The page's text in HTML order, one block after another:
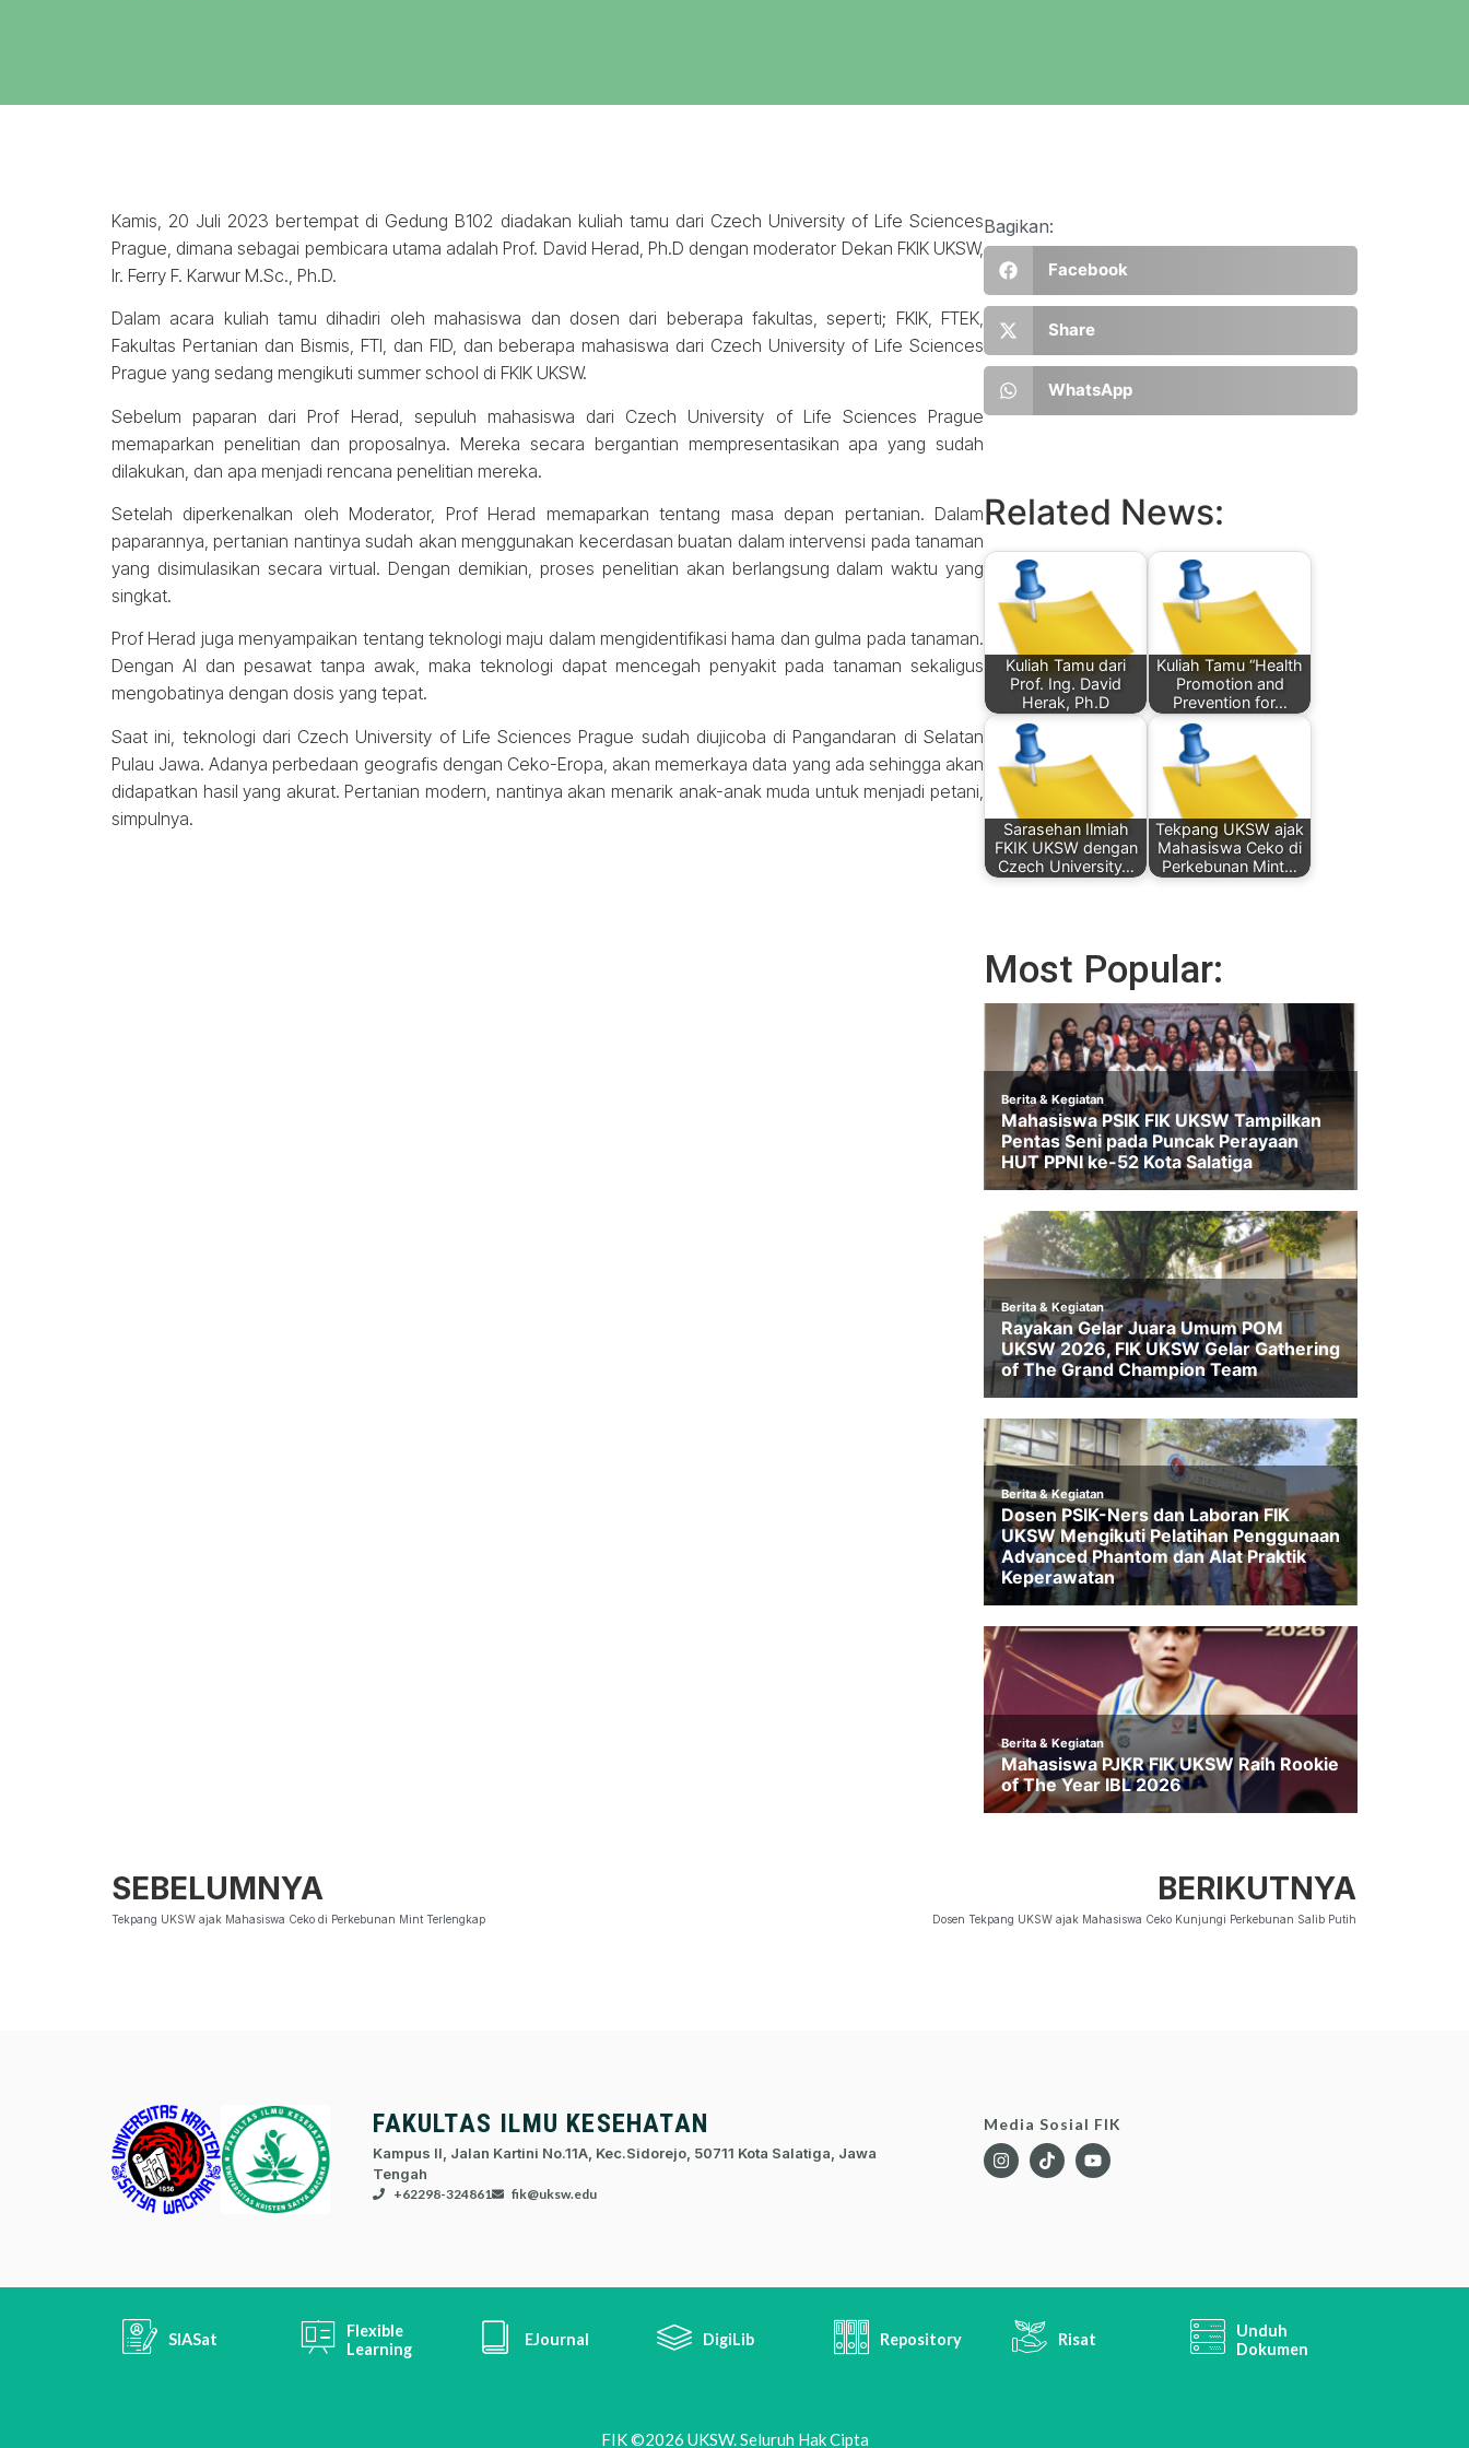
Kamis, 20 Juli 2023 bertempat di Gedung B102 diadakan kuliah tamu dari Czech University of Life Sciences
Prague, dimana sebagai pembicara utama adalah Prof. David Herad, Ph.D dengan moderator Dekan FKIK UKSW,
Ir. Ferry F. Karwur M.Sc., Ph.D.
Dalam acara kuliah tamu dihadiri oleh mahasiswa dan dosen dari beberapa fakultas, seperti; FKIK, FTEK,
Fakultas Pertanian dan Bismis, FTI, dan FID, dan beberapa mahasiswa dari Czech University of Life Sciences
Prague yang sedang mengikuti summer school di FKIK UKSW.
Sebelum paparan dari Prof Herad, sepuluh mahasiswa dari Czech University of Life Sciences Prague
memaparkan penelitian dan proposalnya. Mereka secara bergantian mempresentasikan apa yang sudah
dilakukan, dan apa menjadi rencana penelitian mereka.
Setelah diperkenalkan oleh Moderator, Prof Herad memaparkan tentang masa depan pertanian. Dalam
paparannya, pertanian nantinya sudah akan menggunakan kecerdasan buatan dalam intervensi pada tanaman
yang disimulasikan secara virtual. Dengan demikian, proses penelitian akan berlangsung dalam waktu yang
singkat.
Prof Herad juga menyampaikan tentang teknologi maju dalam mengidentifikasi hama dan gulma pada tanaman.
Dengan AI dan pesawat tanpa awak, maka teknologi dapat mencegah penyakit pada tanaman sekaligus
mengobatinya dengan dosis yang tepat.
Saat ini, teknologi dari Czech University of Life Sciences Prague sudah diujicoba di Pangandaran di Selatan
Pulau Jawa. Adanya perbedaan geografis dengan Ceko-Eropa, akan memerkaya data yang ada sehingga akan
didapatkan hasil yang akurat. Pertanian modern, nantinya akan menarik anak-anak muda untuk menjadi petani,
simpulnya.
Bagikan:
Facebook
Share
WhatsApp
Related News:
Kuliah Tamu dari
Prof. Ing. David
Herak, Ph.D
Kuliah Tamu “Health
Promotion and
Prevention for…
Sarasehan Ilmiah
FKIK UKSW dengan
Czech University…
Tekpang UKSW ajak
Mahasiswa Ceko di
Perkebunan Mint…
Most Popular:
SEBELUMNYA
Tekpang UKSW ajak Mahasiswa Ceko di Perkebunan Mint Terlengkap
BERIKUTNYA
Dosen Tekpang UKSW ajak Mahasiswa Ceko Kunjungi Perkebunan Salib Putih
FAKULTAS ILMU KESEHATAN
Kampus II, Jalan Kartini No.11A, Kec.Sidorejo, 50711 Kota Salatiga, Jawa
Tengah
+62298-324861 fik@uksw.edu
Media Sosial FIK
SIASat
Flexible
Learning
EJournal DigiLib Repository Risat
Unduh
Dokumen
FIK ©2026 UKSW. Seluruh Hak Cipta